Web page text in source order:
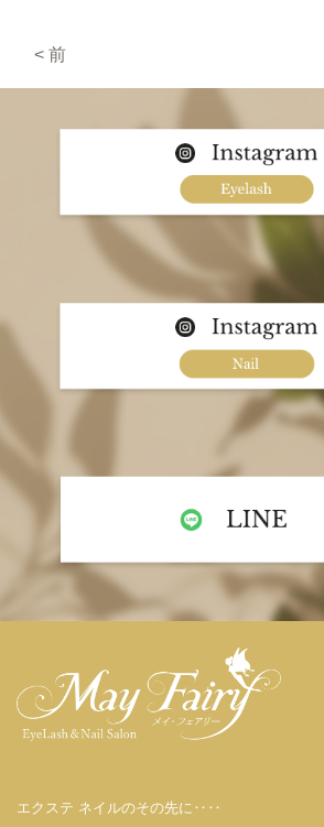
< 前
エクステ ネイルのその先に‥‥